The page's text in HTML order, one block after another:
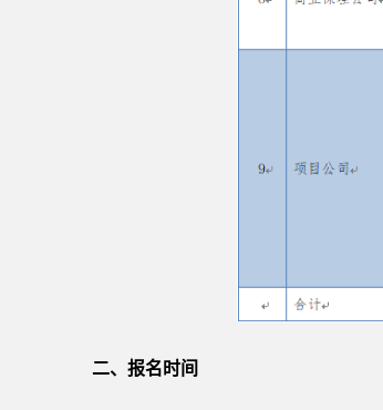
二、报名时间